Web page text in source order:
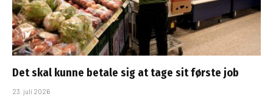
Det skal kunne betale sig at tage sit første job
23. juli 2026